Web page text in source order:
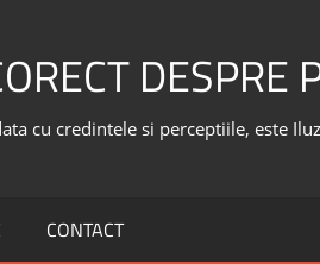
DESPRE
cu credintele si perceptiile, este
CONTACT